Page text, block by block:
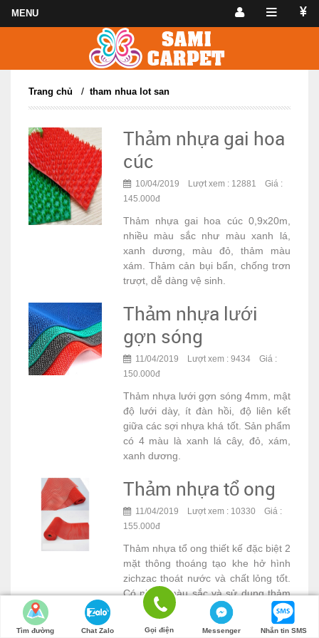
Trang chủ / tham nhua lot san
Thảm nhựa gai hoa
cúc
10/04/2019 Lượt xem : 12881 Giá :
145.000đ
Thảm nhựa gai hoa cúc 0,9x20m,
nhiều màu sắc như màu xanh lá,
xanh dương, màu đỏ, thảm màu
xám. Thảm cản bụi bẩn, chống trơn
trượt, dễ dàng vệ sinh.
Thảm nhựa lưới
gợn sóng
11/04/2019 Lượt xem : 9434 Giá :
150.000đ
Thảm nhựa lưới gợn sóng 4mm, mật
độ lưới dày, ít đàn hồi, độ liên kết
giữa các sợi nhựa khá tốt. Sản phẩm
có 4 màu là xanh lá cây, đỏ, xám,
xanh dương.
Thảm nhựa tổ ong
11/04/2019 Lượt xem : 10330 Giá :
155.000đ
Thảm nhựa tổ ong thiết kế đặc biệt 2
mặt thông thoáng tạo khe hở hình
zichzac thoát nước và chất lỏng tốt.
Có nhiều màu sắc và sử dụng thảm
ở nhiều vị trí khác nhau.
Tìm đường Chat Zalo Gọi điện Messenger Nhắn tin SMS